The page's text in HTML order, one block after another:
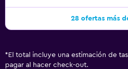
28 ofertas más
* El total incluye una estimación de
pagar al hacer check-out.